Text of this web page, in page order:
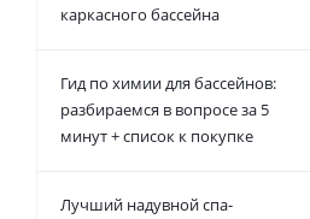
каркасного бассейна
Гид по химии для бассейнов:
разбираемся в вопросе за 5
минут + список к покупке
Лучший надувной спа-